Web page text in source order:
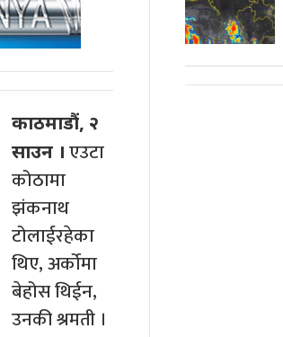
काठमाडौं, २
साउन । एउटा
कोठामा
झंकनाथ
टोलाईरहेका
थिए, अर्कोमा
बेहोस थिईन,
उनकी श्रमती ।